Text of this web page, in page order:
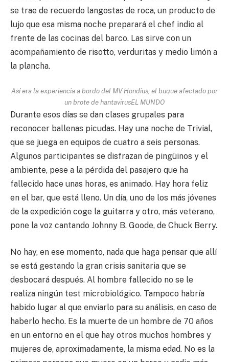
se trae de recuerdo langostas de roca, un producto de
lujo que esa misma noche preparará el chef indio al
frente de las cocinas del barco. Las sirve con un
acompañamiento de risotto, verduritas y medio limón a
la plancha.
Así era la experiencia a bordo del MV Hondius, el buque afectado por
un brote de hantavirusEL MUNDO
Durante esos días se dan clases grupales para
reconocer ballenas picudas. Hay una noche de Trivial,
que se juega en equipos de cuatro a seis personas.
Algunos participantes se disfrazan de pingüinos y el
ambiente, pese a la pérdida del pasajero que ha
fallecido hace unas horas, es animado. Hay hora feliz
en el bar, que está lleno. Un día, uno de los más jóvenes
de la expedición coge la guitarra y otro, más veterano,
pone la voz cantando Johnny B. Goode, de Chuck Berry.
No hay, en ese momento, nada que haga pensar que allí
se está gestando la gran crisis sanitaria que se
desbocará después. Al hombre fallecido no se le
realiza ningún test microbiológico. Tampoco habría
habido lugar al que enviarlo para su análisis, en caso de
haberlo hecho. Es la muerte de un hombre de 70 años
en un entorno en el que hay otros muchos hombres y
mujeres de, aproximadamente, la misma edad. No es la